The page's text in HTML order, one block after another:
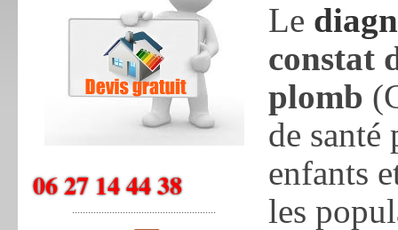
06 27 14 44 38
......................................................
Le
constat
plomb
de santé
enfants
les